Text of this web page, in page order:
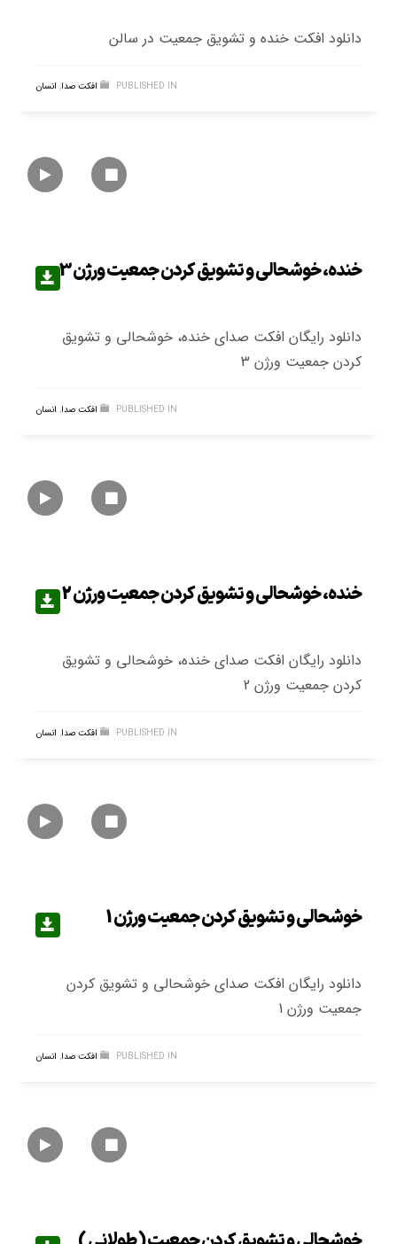
دانلود افکت خنده و تشویق جمعیت در سالن
PUBLISHED IN افکت صدا, انسان
خنده، خوشحالی و تشویق کردن جمعیت ورژن 3
دانلود رایگان افکت صدای خنده، خوشحالی و تشویق
کردن جمعیت ورژن 3
PUBLISHED IN افکت صدا, انسان
خنده، خوشحالی و تشویق کردن جمعیت ورژن 2
دانلود رایگان افکت صدای خنده، خوشحالی و تشویق
کردن جمعیت ورژن 2
PUBLISHED IN افکت صدا, انسان
خوشحالی و تشویق کردن جمعیت ورژن 1
دانلود رایگان افکت صدای خوشحالی و تشویق کردن
جمعیت ورژن 1
PUBLISHED IN افکت صدا, انسان